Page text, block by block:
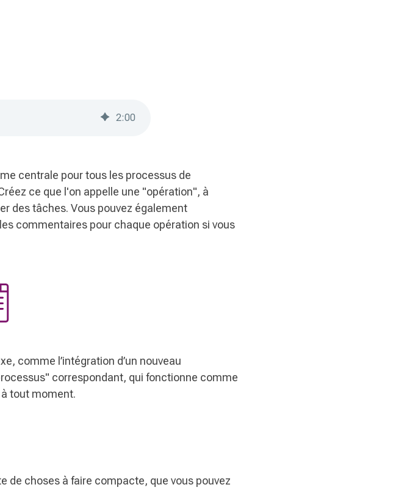
2:00
centrale pour tous les processus de
ce que l'on appelle une "opération", à
des tâches. Vous pouvez également
commentaires pour chaque opération si vous
comme l’intégration d’un nouveau
correspondant, qui fonctionne comme
tout moment.
de choses à faire compacte, que vous pouvez